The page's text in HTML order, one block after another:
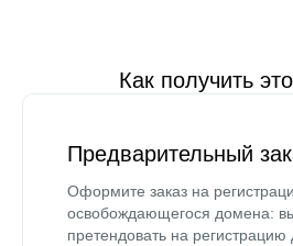
Как получить
Предварительный
Оформите заказ на
освобождающегося домена:
претендовать на